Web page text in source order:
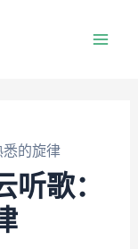
的旋律
听歌：